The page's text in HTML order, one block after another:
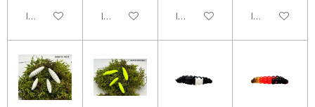
In den WarenkorbIn den WarenkorbIn den WarenkorbIn den